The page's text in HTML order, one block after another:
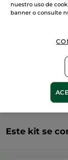
Pago
Las
VER P.T.R
Este kit se
nuestro uso de
banner o consulte